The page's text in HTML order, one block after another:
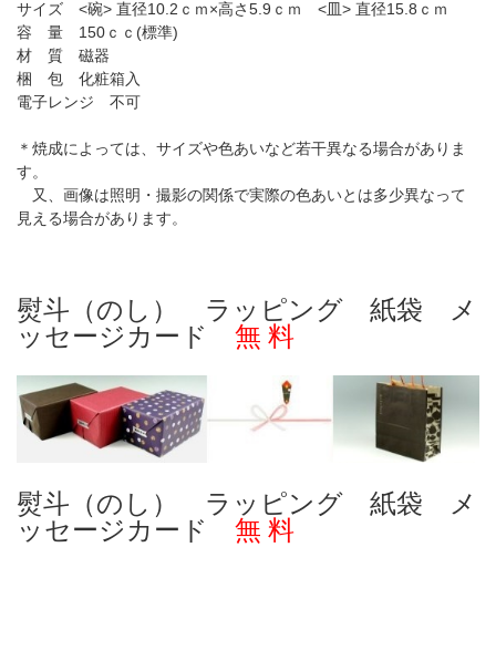
サイズ <碗> 直径10.2ｃｍ×高さ5.9ｃｍ <皿> 直径15.8ｃｍ
容 量 150ｃｃ(標準)
材 質 磁器
梱 包 化粧箱入
電子レンジ 不可
＊焼成によっては、サイズや色あいなど若干異なる場合がありま
す。
又、画像は照明・撮影の関係で実際の色あいとは多少異なって
見える場合があります。
熨斗（のし） ラッピング 紙袋 メ
ッセージカード
無 料
熨斗（のし） ラッピング 紙袋 メ
ッセージカード
無 料